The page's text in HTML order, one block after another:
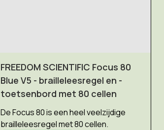
FREEDOM SCIENTIFIC Focus 80
Blue V5 - brailleleesregel en -
toetsenbord met 80 cellen
De Focus 80 is een heel veelzijdige
brailleleesregel met 80 cellen.